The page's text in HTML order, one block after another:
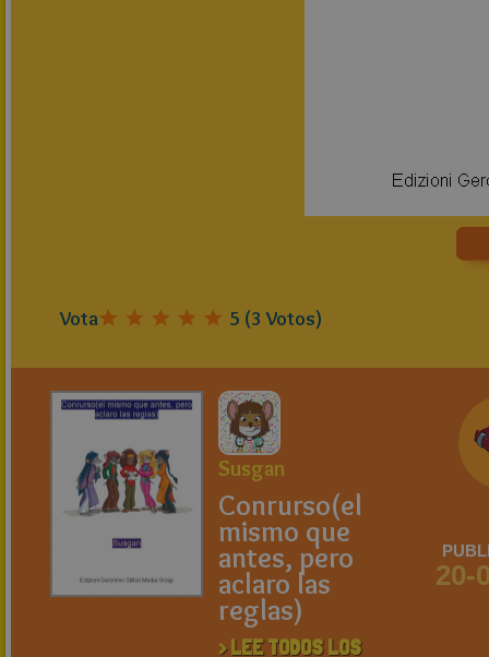
Vota 5 (3 Votos)
Susgan
Conrurso(el
mismo que
antes, pero
aclaro las
reglas)
> LEE TODOS LOS
20-